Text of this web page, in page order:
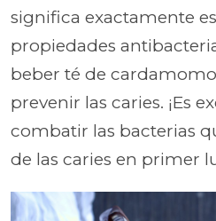
significa exactamente
propiedades
beber té de
prevenir las caries. ¡Es
combatir las bacterias
de las caries en primer